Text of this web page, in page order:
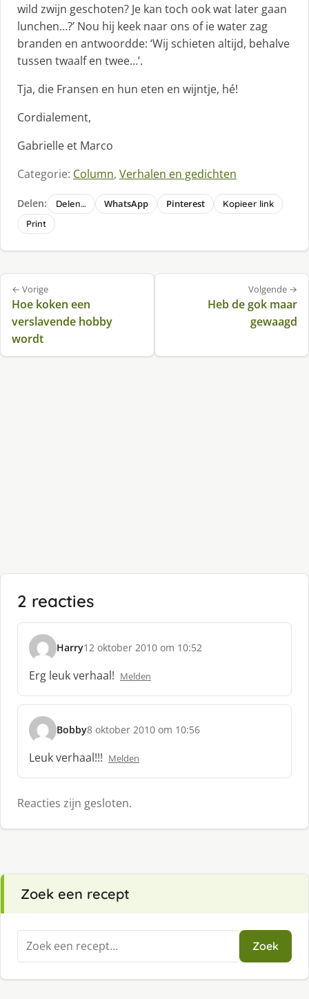
wild zwijn geschoten? Je kan toch ook wat later gaan
lunchen…?’ Nou hij keek naar ons of ie water zag
branden en antwoordde: ‘Wij schieten altijd, behalve
tussen twaalf en twee…’.
Tja, die Fransen en hun eten en wijntje, hé!
Cordialement,
Gabrielle et Marco
Categorie: Column, Verhalen en gedichten
Delen: Delen… WhatsApp Pinterest
Kopieer link
Print
Bericht
navigatie
← Vorige
Hoe koken een
verslavende hobby
wordt
Volgende →
Heb de gok maar
gewaagd
2 reacties
Harry
s
c
h
r
e
f
:
12 oktober 2010 om 10:52
Erg leuk verhaal! Melden
Bobby
s
c
h
r
e
8 oktober 2010 om 10:56
Leuk verhaal!!! Melden
Reacties zijn gesloten.
Zoek een recept
Zoeken
naar:
Zoek